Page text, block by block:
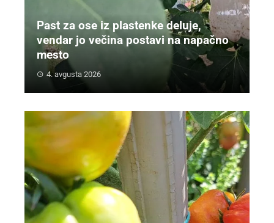
Past za ose iz plastenke deluje,
vendar jo večina postavi na napačno
mesto
4. avgusta 2026